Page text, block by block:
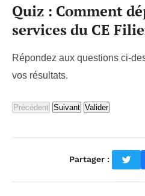
Quiz : Comment
services du CE
Répondez aux questions ci-
vos résultats.
Précédent Suivant Valider
Partager :